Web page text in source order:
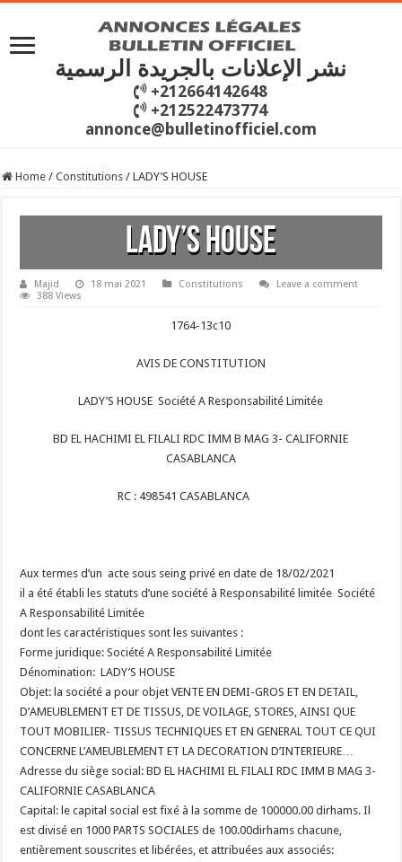
نشر الإعلانات بالجريدة الرسمية
+212664142648
+212522473774
annonce@bulletinofficiel.com
Home / Constitutions / LADY’S HOUSE
LADY’S HOUSE
Majid 18 mai 2021 Constitutions
Leave a comment
388 Views
1764-13c10
AVIS DE CONSTITUTION
LADY’S HOUSE Société A Responsabilité Limitée
BD EL HACHIMI EL FILALI RDC IMM B MAG 3- CALIFORNIE
CASABLANCA
RC : 498541 CASABLANCA
Aux termes d’un acte sous seing privé en date de 18/02/2021
il a été établi les statuts d’une société à Responsabilité limitée Société
A Responsabilité Limitée
dont les caractéristiques sont les suivantes :
Forme juridique: Société A Responsabilité Limitée
Dénomination: LADY’S HOUSE
Objet: la société a pour objet VENTE EN DEMI-GROS ET EN DETAIL,
D’AMEUBLEMENT ET DE TISSUS, DE VOILAGE, STORES, AINSI QUE
TOUT MOBILIER- TISSUS TECHNIQUES ET EN GENERAL TOUT CE QUI
CONCERNE L’AMEUBLEMENT ET LA DECORATION D’INTERIEURE…
Adresse du siège social: BD EL HACHIMI EL FILALI RDC IMM B MAG 3-
CALIFORNIE CASABLANCA
Capital: le capital social est fixé à la somme de 100000.00 dirhams. Il
est divisé en 1000 PARTS SOCIALES de 100.00dirhams chacune,
entièrement souscrites et libérées, et attribuées aux associés: